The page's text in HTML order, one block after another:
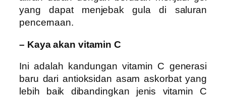
yang dapat menjebak gula di saluran
pencernaan.
– Kaya akan vitamin C
Ini adalah kandungan vitamin C generasi
baru dari antioksidan asam askorbat yang
lebih baik dibandingkan jenis vitamin C